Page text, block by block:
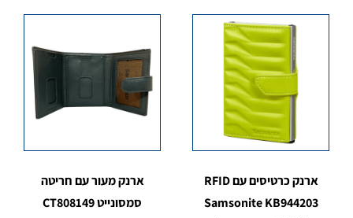
ארנק כרטיסים עם RFID
Samsonite KB944203
ארנק מעור עם חריטה
סמסונייט CT808149